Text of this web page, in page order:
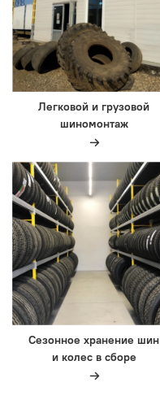
Легковой и грузовой
шиномонтаж
Сезонное хранение шин
и колес в сборе